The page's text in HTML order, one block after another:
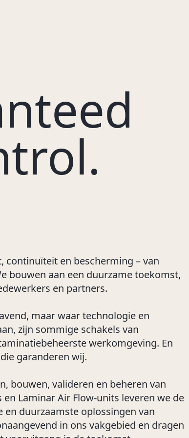
en bescherming – van
bouwen aan een duurzame toekomst,
en partners.
maar waar technologie en
zijn sommige schakels van
werkomgeving. En
garanderen wij.
bouwen, valideren en beheren van
Laminar Air Flow-units leveren we de
duurzaamste oplossingen van
in ons vakgebied en dragen